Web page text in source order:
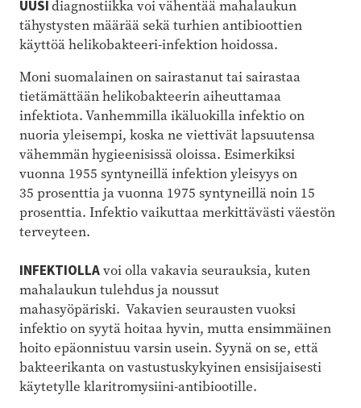
UUSIdiagnostiikka voi vähentää mahalaukun
tähystysten määrää sekä turhien antibioottien
käyttöä helikobakteeri-infektion hoidossa.
Moni suomalainen on sairastanut tai sairastaa
tietämättään helikobakteerin aiheuttamaa
infektiota. Vanhemmilla ikäluokilla infektio on
nuoria yleisempi, koska ne viettivät lapsuutensa
vähemmän hygieenisissä oloissa. Esimerkiksi
vuonna 1955 syntyneillä infektion yleisyys on
35 prosenttia ja vuonna 1975 syntyneillä noin 15
prosenttia. Infektio vaikuttaa merkittävästi väestön
terveyteen.
INFEKTIOLLAvoi olla vakavia seurauksia, kuten
mahalaukun tulehdus ja noussut
mahasyöpäriski. Vakavien seurausten vuoksi
infektio on syytä hoitaa hyvin, mutta ensimmäinen
hoito epäonnistuu varsin usein. Syynä on se, että
bakteerikanta on vastustuskykyinen ensisijaisesti
käytetylle klaritromysiini-antibiootille.